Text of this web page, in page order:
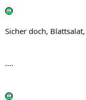
Sicher doch,
....